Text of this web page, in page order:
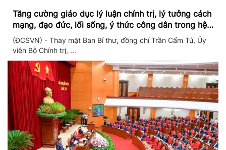
Tăng cường giáo dục lý luận chính trị, lý tưởng cách
mạng, đạo đức, lối sống, ý thức công dân trong hệ
thống giáo dục quốc dân
(ĐCSVN) - Thay mặt Ban Bí thư, đồng chí Trần Cẩm Tú, Ủy
viên Bộ Chính trị, ...